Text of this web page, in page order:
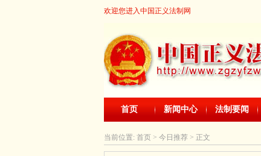
欢迎您进入中国正义法制网
首页 新闻中心 法制要闻
当前位置: 首页 > 今日推荐 > 正文